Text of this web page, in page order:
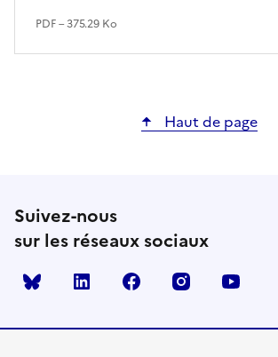
PDF – 375.29 Ko
Haut de page
Suivez-nous
sur les réseaux sociaux
Bluesky linkedin facebook instagram